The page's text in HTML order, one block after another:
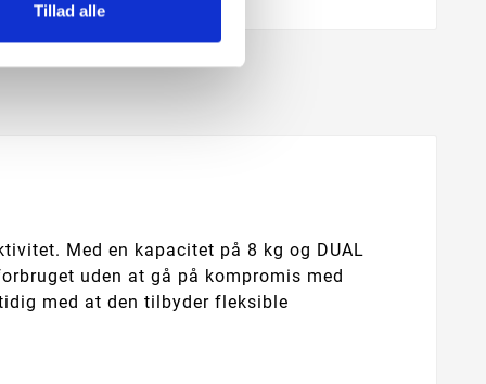
Tillad alle
Med en kapacitet på 8 kg og DUAL
uden at gå på kompromis med
med at den tilbyder fleksible